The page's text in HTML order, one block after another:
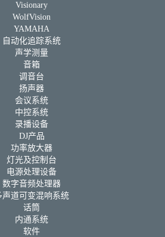
Visionary
WolfVision
YAMAHA
自动化追踪系统
声学测量
音箱
调音台
扬声器
会议系统
中控系统
录播设备
DJ产品
功率放大器
灯光及控制台
电源处理设备
数字音频处理器
声道可变混响系统
话筒
内通系统
软件